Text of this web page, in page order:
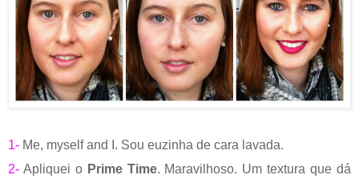
1- Me, myself and I. Sou euzinha de cara lavada.
2- Apliquei o Prime Time. Maravilhoso. Um textura que dá